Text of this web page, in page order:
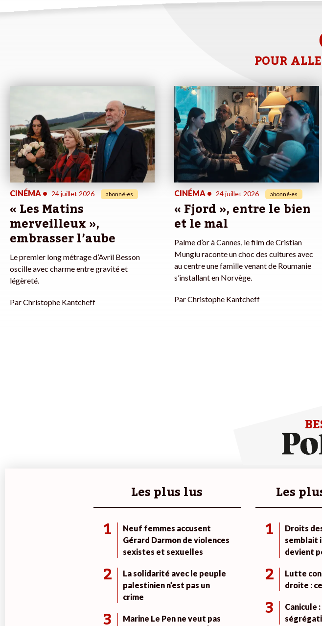
POUR
CINÉMA • 24 juillet 2026 abonné·es
« Les Matins
merveilleux »,
embrasser l’aube
Le premier long métrage d’Avril Besson
oscille avec charme entre gravité et
légèreté.
ParChristophe Kantcheff
CINÉMA • 24 juillet 2026 abonné·es
« Fjord », entre le bien
et le mal
Palme d’or à Cannes, le film de Cristian
Mungiu raconte un choc des cultures avec
au centre une famille venant de Roumanie
s’installant en Norvège.
ParChristophe Kantcheff
Les plus lus
1
Neuf femmes accusent
Gérard Darmon de violences
sexistes et sexuelles
2
La solidarité avec le peuple
palestinien n’est pas un
crime
Marine Le Pen ne veut pas
Les
1
Droits
semblait
devient
2
Lutte
droite :
3
Canicule